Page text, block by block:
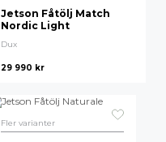
Jetson Fåtölj Match
Nordic Light
Dux
29 990 kr
Fler varianter